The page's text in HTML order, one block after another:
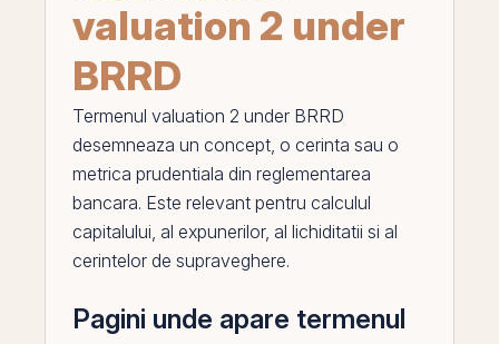
valuation 2 under
BRRD
Termenul valuation 2 under BRRD
desemneaza un concept, o cerinta sau o
metrica prudentiala din reglementarea
bancara. Este relevant pentru calculul
capitalului, al expunerilor, al lichiditatii si al
cerintelor de supraveghere.
Pagini unde apare termenul